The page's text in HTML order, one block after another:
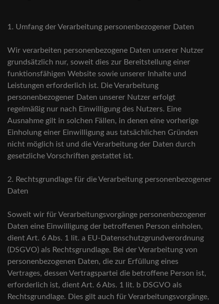
1. Umfang der Verarbeitung personenbezogener Daten
Wir verarbeiten personenbezogene Daten unserer Nutzer
grundsätzlich nur, soweit dies zur Bereitstellung einer
funktionsfähigen Website sowie unserer Inhalte und
Leistungen erforderlich ist. Die Verarbeitung
personenbezogener Daten unserer Nutzer erfolgt
regelmäßig nur nach Einwilligung des Nutzers. Eine
Ausnahme gilt in solchen Fällen, in denen eine vorherige
Einholung einer Einwilligung aus tatsächlichen Gründen
nicht möglich ist und die Verarbeitung der Daten durch
gesetzliche Vorschriften gestattet ist.
2. Rechtsgrundlage für die Verarbeitung personenbezogener
Daten
Soweit wir für Verarbeitungsvorgänge personenbezogener
Daten eine Einwilligung der betroffenen Person einholen,
dient Art. 6 Abs. 1 lit. a EU-Datenschutzgrundverordnung
(DSGVO) als Rechtsgrundlage. Bei der Verarbeitung von
personenbezogenen Daten, die zur Erfüllung eines
Vertrages, dessen Vertragspartei die betroffene Person ist,
erforderlich ist, dient Art. 6 Abs. 1 lit. b DSGVO als
Rechtsgrundlage. Dies gilt auch für Verarbeitungsvorgänge,